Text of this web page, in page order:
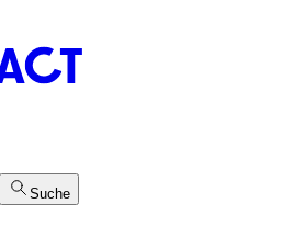
Suche